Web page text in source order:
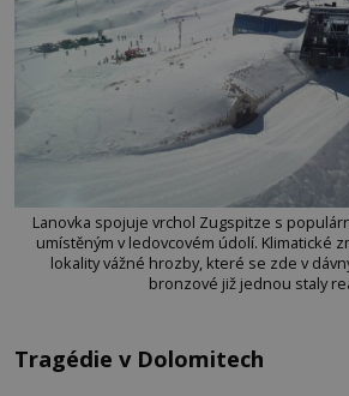
Lanovka spojuje vrchol Zugspitze s
umístěným v ledovcovém údolí. Klimatické
lokality vážné hrozby, které se zde v
bronzové již jednou staly
Tragédie v Dolomitech